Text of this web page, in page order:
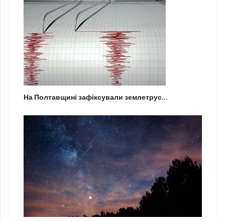
На Полтавщині зафіксували землетрус...